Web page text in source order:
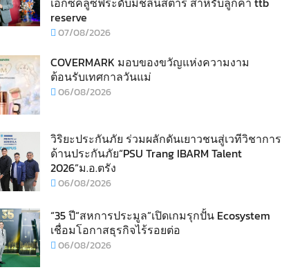
reserve
07/08/2026
COVERMARK มอบของขวัญแห่งความงาม
ต้อนรับเทศกาลวันแม่
06/08/2026
วิริยะประกันภัย ร่วมผลักดันเยาวชนสู่เวทีวิชาการ
ด้านประกันภัย“PSU Trang IBARM Talent
2026”ม.อ.ตรัง
06/08/2026
“35 ปี“สหการประมูล”เปิดเกมรุกปั้น Ecosystem
เชื่อมโอกาสธุรกิจไร้รอยต่อ
06/08/2026